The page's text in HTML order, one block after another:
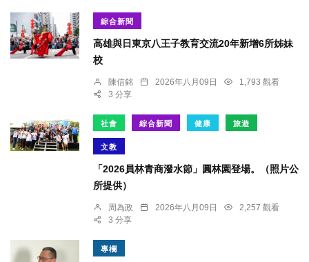
綜合新聞
高雄與日東京八王子教育交流20年新增6所姊妹
校
陳信銘 2026年八月09日
1,793 觀看
3 分享
社會 綜合新聞 健康 旅遊
文教
「2026員林青商潑水節」圓林園登場。（照片公
所提供）
周為政 2026年八月09日
2,257 觀看
3 分享
專欄